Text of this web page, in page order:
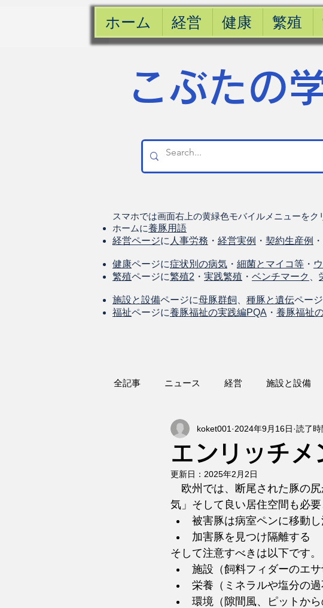
ホーム 経営 健康 繁殖
こぶたの
スマホでは画面右上の黄緑色モバイルメニューを
ホームに養豚用語
経営ページに 人事労務 ・ 経営実例 ・ 契約生産例 ・
健康ページに症状別の病気 ・ 細菌とマイコ等 ・
繁殖ページに繁殖2 ・ 実践繁殖 ・ ベンチマーク
施設と設備ページに母豚群飼 種豚と遺伝ペー
福祉ページに養豚福祉の実践編PQA ・ 養豚福祉
全記事 ニュース 経営 施設と設備
エンリッチメ
koket001 2024年9月16日 読了
更新日： 2025年2月2日
欧州では、断尾された豚の
気」そして良い居住空間も必要
被害豚は病室ペンに移動
加害豚を見つけ隔離する
そして注意すべきは以下です。
施設（飼料フィダーのエ
栄養（ミネラルや塩分の
環境（隙間風、ピットか